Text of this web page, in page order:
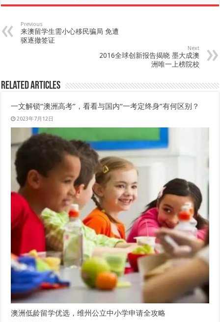
Previous
来澳留学生需小心移民骗局 免遭
驱逐撤签证
Next
2016全球创新报告揭晓 墨大成澳
洲唯一上榜院校
Related Articles
一文解锁“澳洲高考”，看看与国内“一考定终身”有何区别？
2023年7月12日
澳洲低龄留学优选，维州公立中小学申请全攻略